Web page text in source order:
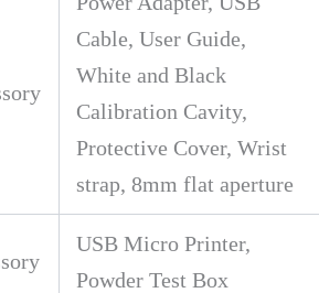
Cable, User Guide,
White and Black
Calibration Cavity,
Protective Cover, Wrist
strap, 8mm flat aperture
USB Micro Printer,
Powder Test Box